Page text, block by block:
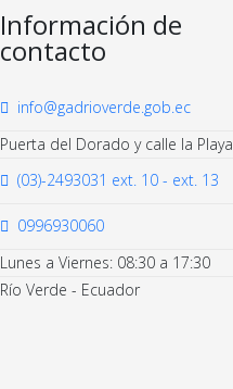
Información de
contacto
info@gadrioverde.gob.ec
Puerta del Dorado y calle la Playa
(03)-2493031 ext. 10 - ext. 13
0996930060
Lunes a Viernes: 08:30 a 17:30
Río Verde - Ecuador